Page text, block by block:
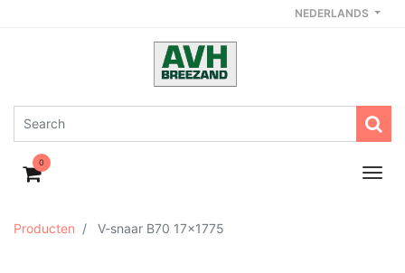
NEDERLANDS
0
Producten V-snaar B70 17x1775